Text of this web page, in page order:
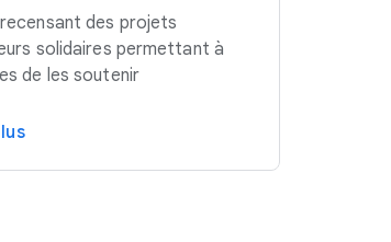
des projets
solidaires permettant à
de les soutenir